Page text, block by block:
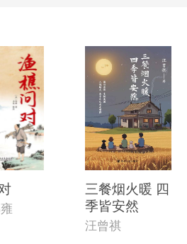
三餐烟火暖 四
季皆安然
汪曾祺